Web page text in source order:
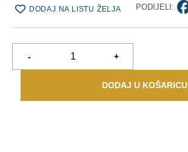
DODAJ NA LISTU ŽELJA PODIJELI:
- +
DODAJ U KOŠARICU